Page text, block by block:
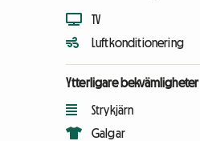
TV
Luftkonditionering
Ytterligare bekvämligheter
Strykjärn
Galgar